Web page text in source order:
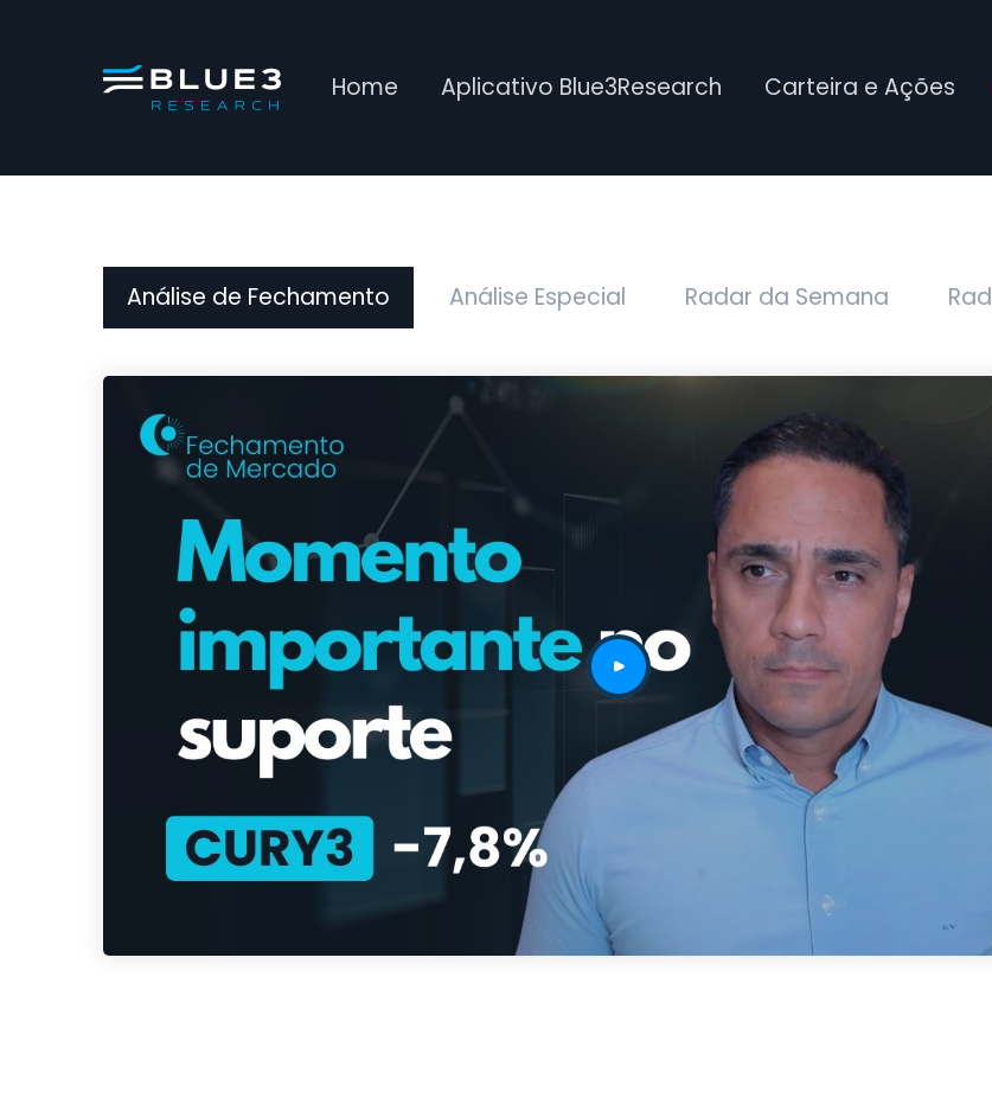
Home Aplicativo Blue3Research Carteira e Ações
Análise de Fechamento Análise Especial Radar da Semana